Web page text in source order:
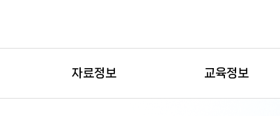
자료정보 교육정보